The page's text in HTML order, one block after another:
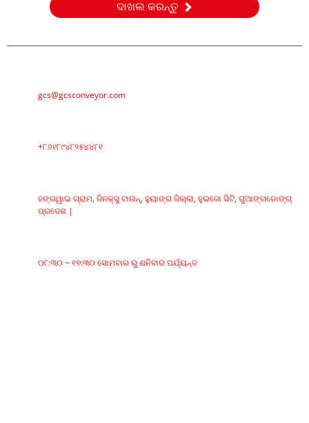
ଦାଖଲ କରନ୍ତୁ
gcs@gcsconveyor.com
+୮୬୧୮୯୪୮୨୫୪୪୮୧
ହଙ୍ଗୱାଇ ଗ୍ରାମ, ଜିନକ୍ସୁ ଟାଉନ୍, ହୁୟାଙ୍ଗ ଜିଲ୍ଲା, ହୁଇଜୋ ସିଟି, ଗୁଆଙ୍ଗଡୋଙ୍ଗ୍
ପ୍ରଦେଶ |
୦୮:୩୦ ~ ୧୭:୩୦ ସୋମବାର ରୁ ଶନିବାର ପର୍ଯ୍ୟନ୍ତ